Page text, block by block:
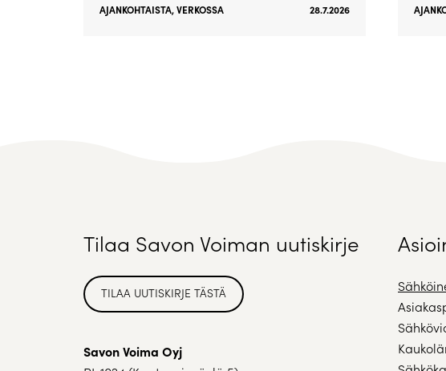
AJANKOHTAISTA,VERKOSSA 28.7.2026
Tilaa Savon Voiman uutiskirje
TILAA UUTISKIRJE TÄSTÄ
Savon Voima Oyj